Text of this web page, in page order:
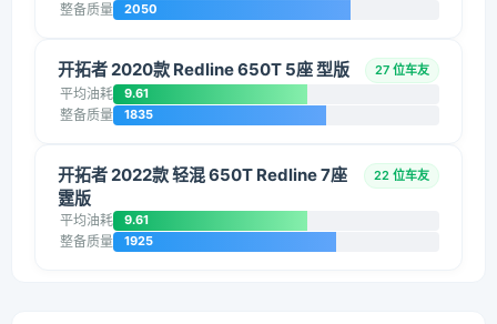
整备质量 2050
开拓者 2020款 Redline 650T 5座 型版 27 位车友
平均油耗 9.61
整备质量 1835
开拓者 2022款 轻混 650T Redline 7座
霆版
22 位车友
平均油耗 9.61
整备质量 1925